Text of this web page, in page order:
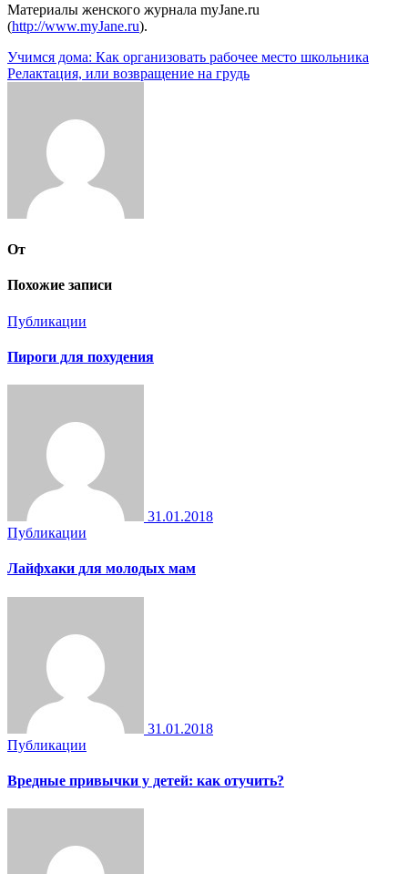
Материалы женского журнала myJane.ru
(http://www.myJane.ru).
Навигация
по
Учимся дома: Как организовать рабочее место школьника
Релактация, или возвращение на грудь
От
Похожие записи
Публикации
Пироги для похудения
31.01.2018
Публикации
Лайфхаки для молодых мам
31.01.2018
Публикации
Вредные привычки у детей: как отучить?